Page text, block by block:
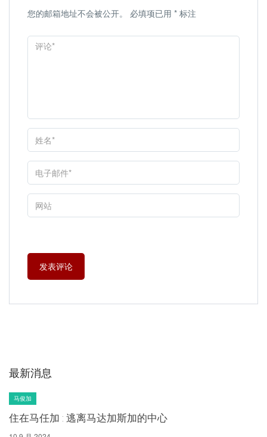
您的邮箱地址不会被公开。 必填项已用 * 标注
最新消息
马俊加
住在马任加 : 逃离马达加斯加的中心